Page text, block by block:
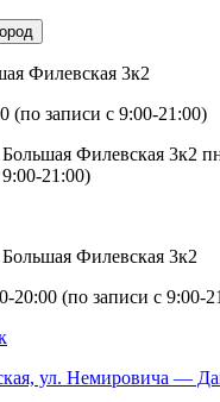
Филевская 3к2
(по записи с 9:00-21:00)
Филевская 3к2
21:00)
Филевская 3к2
20:00 (по записи с 9:00-
ул. Немировича —